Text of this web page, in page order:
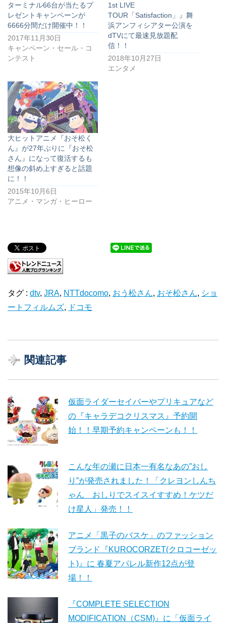
ターミナル66台が当たるプ
レゼントキャンペーンが
6666分間だけ開催中！！
2017年11月30日
キャンペーン・セール・コ
ンテスト
1st LIVE
TOUR「Satisfaction」』舞
浜アンフィシアター公演を
dTVにて最速見放題配
信！！
2018年10月27日
エンタメ
大ヒットアニメ『おそ松く
ん』が27年ぶりに『おそ松
さん』になって復活するも
想像の斜め上すぎると話題
に！！
2015年10月6日
アニメ・マンガ・ヒーロー
タグ : dtv, JRA, NTTdocomo, おう松さん, おそ松さん, ショ
ートフィルムズ, ドコモ
関連記事
仮面ライダーセイバーやプリキュアなど
の『キャラデコクリスマス』予約開
始！！早期予約キャンペーンも！！
こんな年の瀬に日本一有名なあの”おし
り”が発売されました！「クレヨンしんち
ゃん おしりでスイスイすすめ！ケツだ
け星人」発売！！
アニメ「黒子のバスケ」のファッション
ブランド『KUROCORZET(クロコーゼッ
ト)』に 春夏アパレル新作12点が登
場！！
『COMPLETE SELECTION
MODIFICATION（CSM)』に「仮面ライ